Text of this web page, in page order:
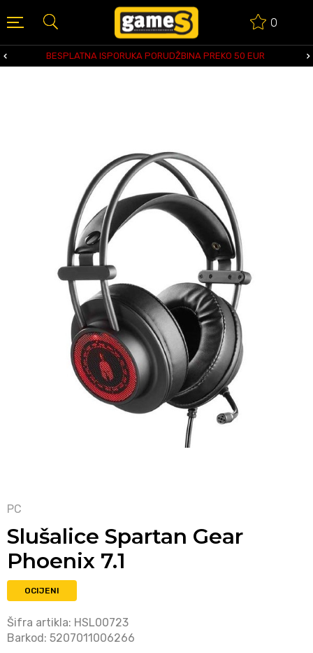
0
BESPLATNA ISPORUKA PORUDŽBINA PREKO 50 EUR
PC
Slušalice Spartan Gear
Phoenix 7.1
OCIJENI
Šifra artikla: HSL00723
Barkod: 5207011006266